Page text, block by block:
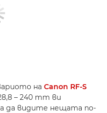
на Canon RF-S
– 240 mm ви
да видите нещата по-